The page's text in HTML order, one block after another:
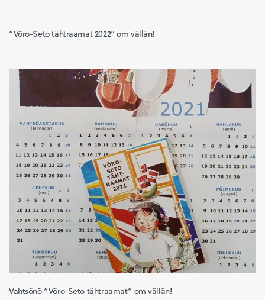
“Võro-Seto tähtraamat 2022” om vällän!
Vahtsõnõ “Võro-Seto tähtraamat” om vällän!